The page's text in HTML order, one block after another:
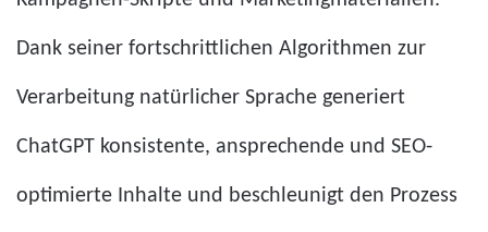
Dank seiner fortschrittlichen Algorithmen zur
Verarbeitung natürlicher Sprache generiert
ChatGPT konsistente, ansprechende und SEO-
optimierte Inhalte und beschleunigt den Prozess